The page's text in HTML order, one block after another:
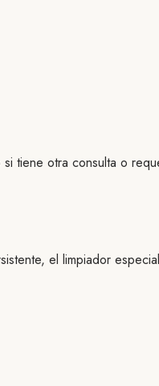
tiene otra consulta o
el limpiador